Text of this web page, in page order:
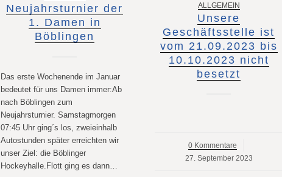
Neujahrsturnier der
1. Damen in
Böblingen
Das erste Wochenende im Januar
bedeutet für uns Damen immer:Ab
nach Böblingen zum
Neujahrsturnier. Samstagmorgen
07:45 Uhr ging´s los, zweieinhalb
Autostunden später erreichten wir
unser Ziel: die Böblinger
Hockeyhalle.Flott ging es dann…
ALLGEMEIN
Unsere
Geschäftsstelle ist
vom 21.09.2023 bis
10.10.2023 nicht
besetzt
0 Kommentare
/
27. September 2023